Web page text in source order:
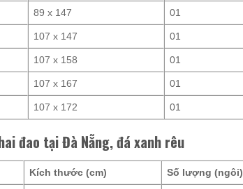
89 x 147 01
107 x 147 01
107 x 158 01
107 x 167 01
107 x 172 01
đao tại Đà Nẵng, đá xanh rêu
Kích thước (cm) Số lượng (ngôi)